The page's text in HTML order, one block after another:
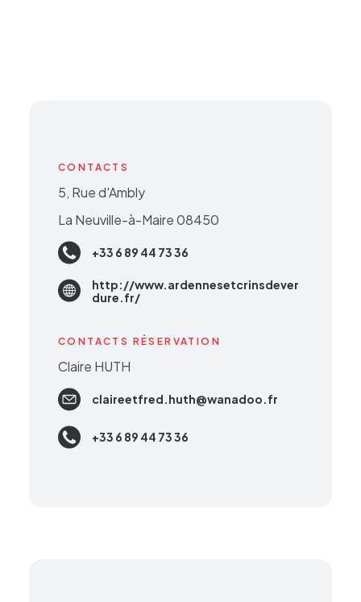
CONTACTS
5, Rue d'Ambly
La Neuville-à-Maire 08450
+33 6 89 44 73 36
http://www.ardennesetcrinsdever
dure.fr/
CONTACTS RÉSERVATION
Claire HUTH
claireetfred.huth@wanadoo.fr
+33 6 89 44 73 36